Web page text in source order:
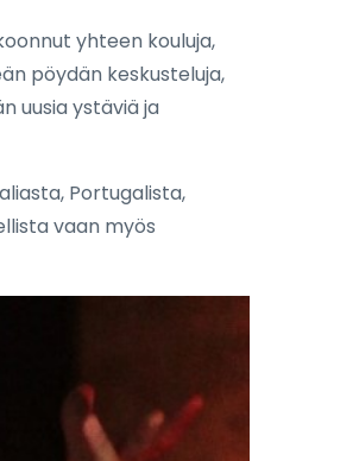
yhteen kouluja,
pöydän keskusteluja,
uusia ystäviä ja
Portugalista,
vaan myös